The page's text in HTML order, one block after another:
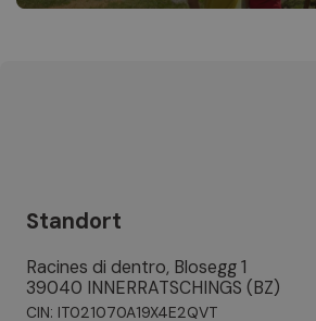
Standort
Racines di dentro, Blosegg 1
39040 INNERRATSCHINGS (BZ)
CIN: IT021070A19X4E2QVT